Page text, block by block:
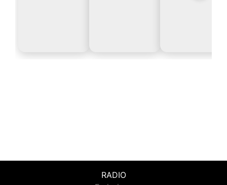
RADIO